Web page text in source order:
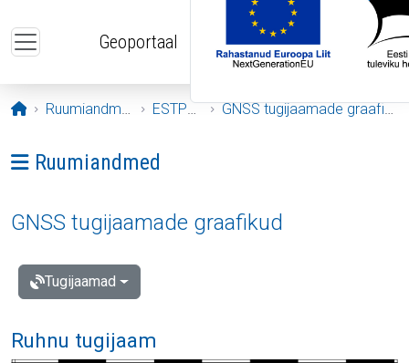
Geoportaal
Avaleht
Ruumiandmed ESTPOS GNSS tugijaamade graafikud
Ava menüü: Ruumiandmed
Ruumiandmed
GNSS tugijaamade graafikud
Tugijaamad
Ruhnu tugijaam